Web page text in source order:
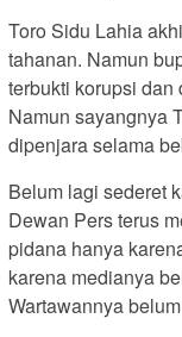
Toro Sidu Lahia
tahanan. Namun
terbukti korupsi
Namun sayangnya
dipenjara selama
Belum lagi sederet
Dewan Pers terus
pidana hanya
karena medianya
Wartawannya